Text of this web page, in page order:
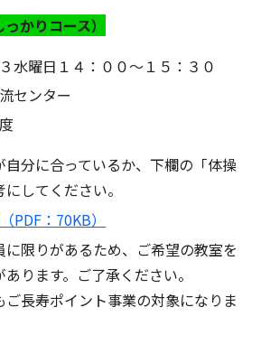
かりコース）
水曜日１４：００～１５：３０
センター
分に合っているか、下欄の「体操
してください。
PDF：70KB）
限りがあるため、ご希望の教室を
ります。ご了承ください。
長寿ポイント事業の対象になりま